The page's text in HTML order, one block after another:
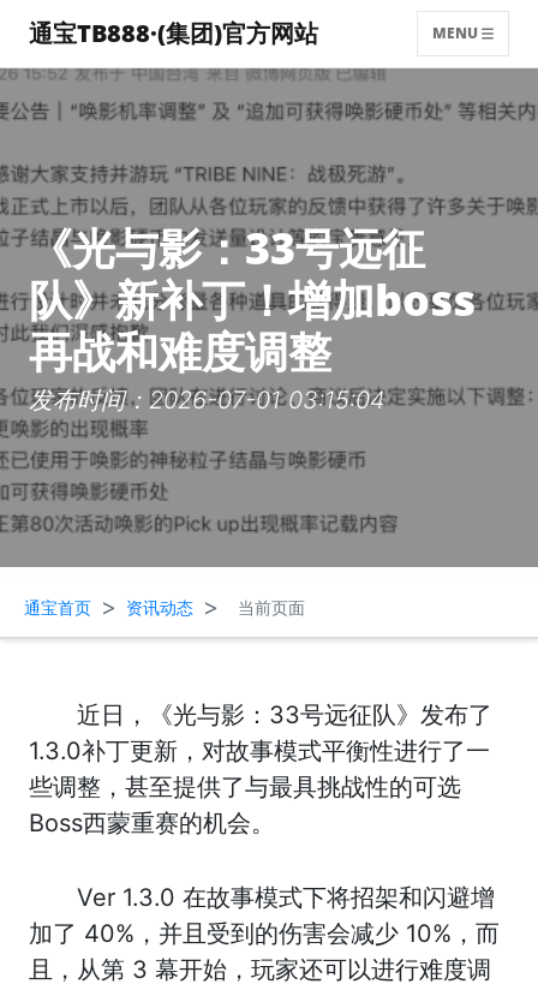
通宝TB888·(集团)官方网站 MENU
《光与影：33号远征
队》新补丁！增加boss
再战和难度调整
发布时间：2026-07-01 03:15:04
通宝首页 > 资讯动态 > 当前页面
近日，《光与影：33号远征队》发布了
1.3.0补丁更新，对故事模式平衡性进行了一
些调整，甚至提供了与最具挑战性的可选
Boss西蒙重赛的机会。
Ver 1.3.0 在故事模式下将招架和闪避增
加了 40%，并且受到的伤害会减少 10%， 而
且，从第 3 幕开始，玩家还可以进行难度调